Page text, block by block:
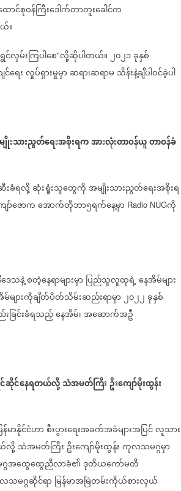
ောင်စုဝန်ကြီးဒေါက်တာတူးခေါင်က
။
င်လှမ်းကြပါစေ"လို့ဆိုပါတယ်။၂၀၂၁ခုနှစ်
ရေးလှုပ်ရှားမှုမှာဆရာ၊ဆရာမ သိန်းနဲ့ချီပါဝင်ခဲ့ပါ
းသားညွတ်ရေးအစိုးရကအားလုံးတာဝန်ယူတာဝန်ခံ
းခံရလို့ဆုံးရှုံးသူတွေကိုအမျိုးသားညွတ်ရေးအစိုးရ
ော်ဇောကအောက်တိုဘာ၅ရက်နေ့မှာ Radio NUGကို
ဒေသနဲ့စတဲ့နေရာများမှာပြည်သူလူထုရဲ့နေအိမ်များ
မ်များကိုချိတ်ပိတ်သိမ်းဆည်းရာမှာ၂၀၂၂ခုနှစ်
ခြင်းခံရသည့်နေအိမ်၊အဆောက်အဦ
ဆိုင်နေရတယ်လို့သံအမတ်ကြီး ဦးကျော်မိုးထွန်း
မာနိုင်ငံဟာစီးပွားရေးအခက်အခဲများအပြင်လူသား
လို့သံအမတ်ကြီး ဦးကျော်မိုးထွန်းကုလသမဂ္ဂမှာ
ဂအထွေထွေညီလာခံ၏ဒုတိယကော်မတီ
သမဂ္ဂဆိုင်ရာမြန်မာအမြဲတမ်းကိုယ်စားလှယ်